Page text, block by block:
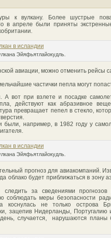
к вулкану. Более шустрые
в апреле были приняты
Эйяфьятлайокудль.
авиации, можно отменить рейсы
частички пепла могут
вот при взлете и посадке
действуют как абразивное
превращает пепел в стекло,
были, например, в 1982 году у
Эйяфьятлайокудль.
прогноз для авиакомпаний.
облако будет приближаться в зону
за сведениями прогнозов
соблюдать меры безопасности
коснулась не только острова
зацепив Нидерланды,
случается, нарушаются планы